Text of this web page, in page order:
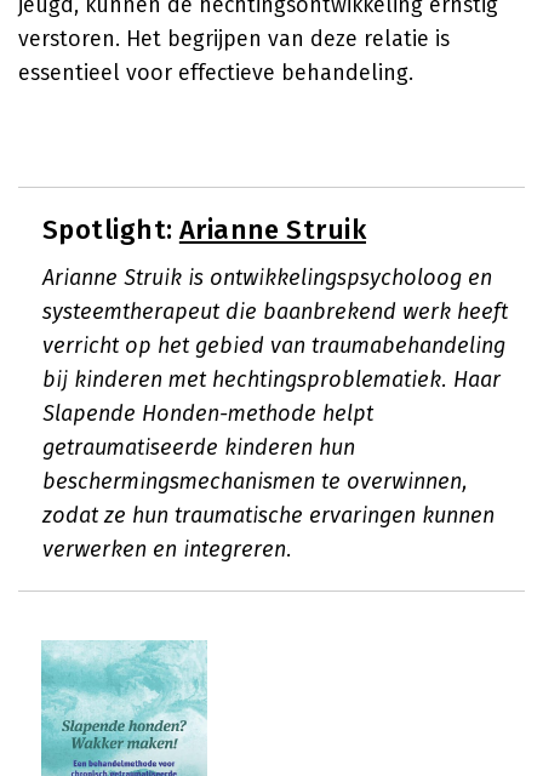
verstoren. Het begrijpen van deze relatie is
essentieel voor effectieve behandeling.
Spotlight: Arianne Struik
Arianne Struik is ontwikkelingspsycholoog en
systeemtherapeut die baanbrekend werk heeft
verricht op het gebied van traumabehandeling
bij kinderen met hechtingsproblematiek. Haar
Slapende Honden-methode helpt
getraumatiseerde kinderen hun
beschermingsmechanismen te overwinnen,
zodat ze hun traumatische ervaringen kunnen
verwerken en integreren.